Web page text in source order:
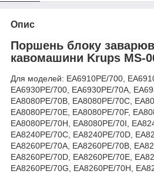
Опис
Поршень блоку
кавомашини Krups MS-
Для моделей: EA6910PE/700,
EA6930PE/700, EA6930PE/70A,
EA8080PE/70B, EA8080PE/70C,
EA8080PE/70E, EA8080PE/70F,
EA8080PE/70H, EA8080PE/70I,
EA8240PE/70C, EA8240PE/70D,
EA8260PE/70A, EA8260PE/70B,
EA8260PE/70D, EA8260PE/70E,
EA8260PE/70G, EA8260PE/70H,